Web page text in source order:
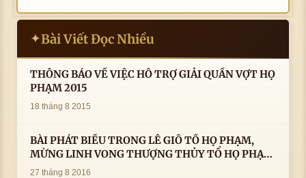
✦Bài Viết Đọc Nhiều
THÔNG BÁO VỀ VIỆC HỖ TRỢ GIẢI QUẦN VỢT HỌ
PHẠM 2015
18 tháng 8 2015
BÀI PHÁT BIỂU TRONG LÊ GIỖ TỔ HỌ PHẠM,
MỪNG LINH VONG THƯỢNG THỦY TỔ HỌ PHẠM
AN VỊ TAI CÀ MAU- ( 22/8/2016) CỦA LS.TS.NV.
27 tháng 8 2016